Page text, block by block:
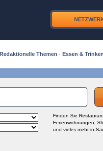
Redaktionelle Themen · Essen &
Finden Sie
Ferienwohnungen,
und vieles mehr in